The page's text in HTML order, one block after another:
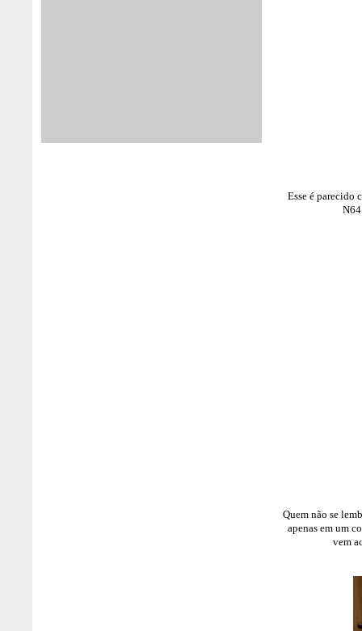
Esse é parecido
Quem não se
apenas em um
vem